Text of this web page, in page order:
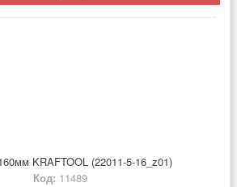
KRAFTOOL (22011-5-16_z01)
Код: 11489